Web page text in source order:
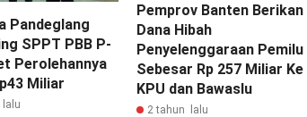
Pandeglang
SPPT PBB P-
Perolehannya
Miliar
Pemprov Banten Berikan
Dana Hibah
Penyelenggaraan Pemilu
Sebesar Rp 257 Miliar Ke
KPU dan Bawaslu
2 tahun lalu